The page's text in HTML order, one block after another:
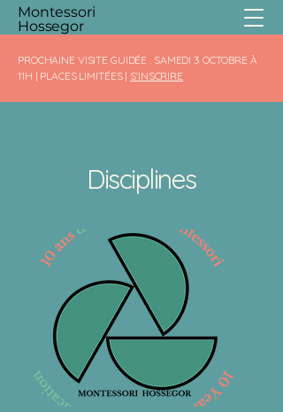
Montessori
Hossegor
PROCHAINE VISITE GUIDÉE : SAMEDI 3 OCTOBRE À
11H | PLACES LIMITÉES | S'INSCRIRE
Disciplines